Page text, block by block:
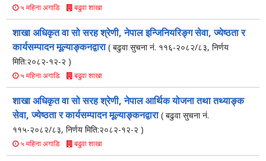
५ महिना अगाडि बढुवा शाखा
शाखा अधिकृत वा सो सरह श्रेणी, नेपाल इन्जिनियरिङ्ग सेवा, ज्येष्ठता र
कार्यसम्पादन मूल्याङ्कनद्वारा( बढुवा सुचना नं. ११६-२०८२/८३, निर्णय
मिति:२०८२-१२-२ )
५ महिना अगाडि बढुवा शाखा
शाखा अधिकृत वा सो सरह श्रेणी, नेपाल आर्थिक योजना तथा तथ्याङ्क
सेवा, ज्येष्ठता र कार्यसम्पादन मूल्याङ्कनद्वारा( बढुवा सुचना नं.
११५-२०८२/८३, निर्णय मिति:२०८२-१२-२ )
५ महिना अगाडि बढुवा शाखा